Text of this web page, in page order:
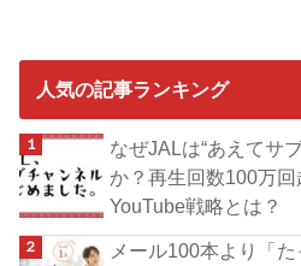
人気の記事ランキング
なぜJALは“あえてサ
か？再生回数100万
YouTube戦略とは？
メール100本より「